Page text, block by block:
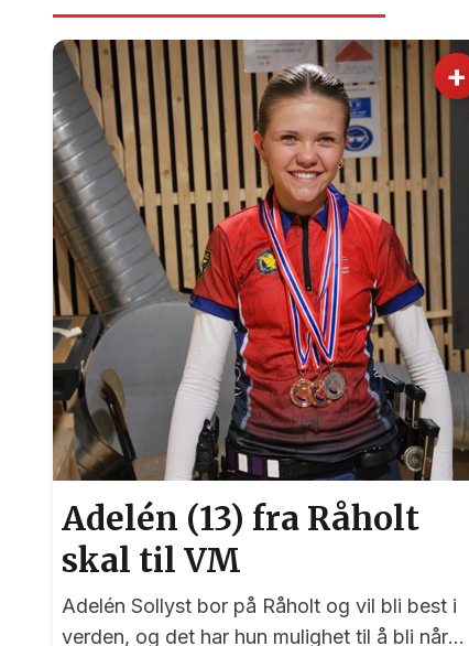
+
Adelén (13) fra Råholt
skal til VM
Adelén Sollyst bor på Råholt og vil bli best i
verden, og det har hun mulighet til å bli når